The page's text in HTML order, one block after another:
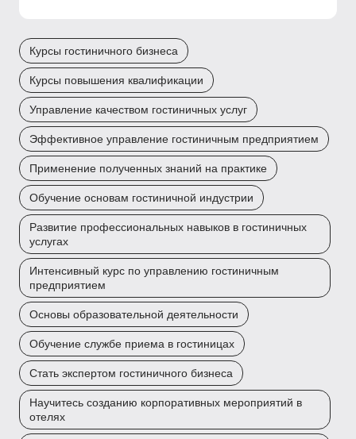
Курсы гостиничного бизнеса
Курсы повышения квалификации
Управление качеством гостиничных услуг
Эффективное управление гостиничным предприятием
Применение полученных знаний на практике
Обучение основам гостиничной индустрии
Развитие профессиональных навыков в гостиничных
услугах
Интенсивный курс по управлению гостиничным
предприятием
Основы образовательной деятельности
Обучение службе приема в гостиницах
Стать экспертом гостиничного бизнеса
Научитесь созданию корпоративных мероприятий в
отелях